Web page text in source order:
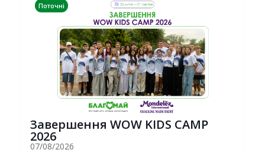
Поточні
Завершення WOW KIDS CAMP
2026
07/08/2026